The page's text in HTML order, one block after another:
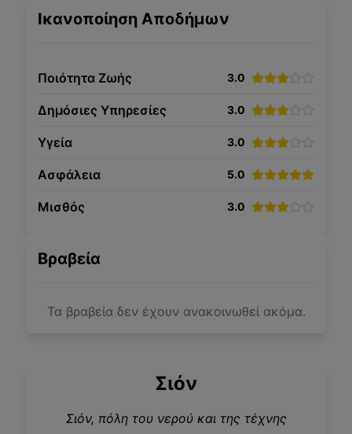
Ικανοποίηση Αποδήμων
Ποιότητα Ζωής 3.0
Δημόσιες Υπηρεσίες 3.0
Υγεία 3.0
Ασφάλεια 5.0
Μισθός 3.0
Βραβεία
Τα βραβεία δεν έχουν ανακοινωθεί ακόμα.
Σιόν
Σιόν, πόλη του νερού και της τέχνης